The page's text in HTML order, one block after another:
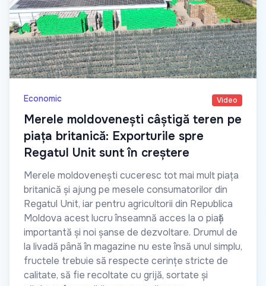
Economic Video
Merele moldovenești câștigă teren pe
piața britanică: Exporturile spre
Regatul Unit sunt în creștere
Merele moldovenești cuceresc tot mai mult piața
britanică și ajung pe mesele consumatorilor din
Regatul Unit, iar pentru agricultorii din Republica
Moldova acest lucru înseamnă acces la o piață
importantă și noi șanse de dezvoltare. Drumul de
la livadă până în magazine nu este însă unul simplu,
fructele trebuie să respecte cerințe stricte de
calitate, să fie recoltate cu grijă, sortate și